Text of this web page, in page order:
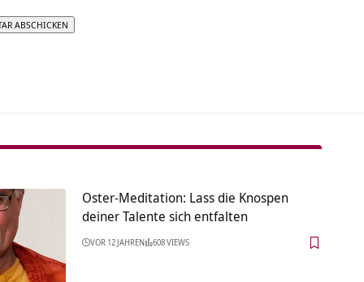
Oster-Meditation: Lass die Knospen
deiner Talente sich entfalten
VOR 12 JAHREN 608 VIEWS